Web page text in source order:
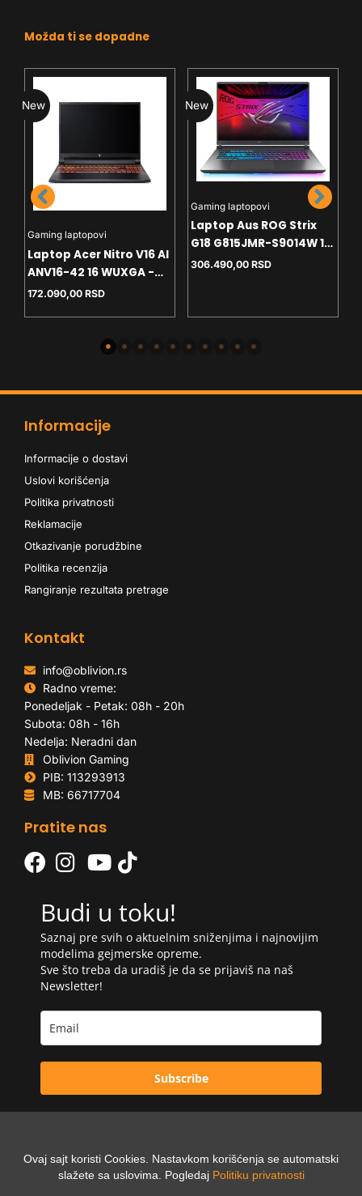
Možda ti se dopadne
New
Gaming laptopovi
Laptop Acer Nitro V16 AI
ANV16-42 16 WUXGA -
R5-240 - 16GB - NVMe
172.090,00 RSD
New
Gaming laptopovi
Laptop Aus ROG Strix
G18 G815JMR-S9014W 18
2.5K - i7-14650HX -
306.490,00 RSD
Informacije
Informacije o dostavi
Uslovi korišćenja
Politika privatnosti
Reklamacije
Otkazivanje porudžbine
Politika recenzija
Rangiranje rezultata pretrage
Kontakt
info@oblivion.rs
Radno vreme:
Ponedeljak - Petak: 08h - 20h
Subota: 08h - 16h
Nedelja: Neradni dan
Oblivion Gaming
PIB: 113293913
MB: 66717704
Pratite nas
Budi u toku!
Saznaj pre svih o aktuelnim sniženjima i najnovijim
modelima gejmerske opreme.
Sve što treba da uradiš je da se prijaviš na naš
Newsletter!
Subscribe
Powered by:
Digilex
Ovaj sajt koristi Cookies. Nastavkom korišćenja se automatski
slažete sa uslovima. Pogledaj Politiku privatnosti